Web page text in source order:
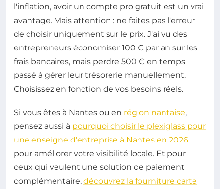
l'inflation, avoir un compte pro gratuit est un vrai
avantage. Mais attention : ne faites pas l'erreur
de choisir uniquement sur le prix. J'ai vu des
entrepreneurs économiser 100 € par an sur les
frais bancaires, mais perdre 500 € en temps
passé à gérer leur trésorerie manuellement.
Choisissez en fonction de vos besoins réels.
Si vous êtes à Nantes ou en région nantaise,
pensez aussi à pourquoi choisir le plexiglass pour
une enseigne d'entreprise à Nantes en 2026
pour améliorer votre visibilité locale. Et pour
ceux qui veulent une solution de paiement
complémentaire, découvrez la fourniture carte